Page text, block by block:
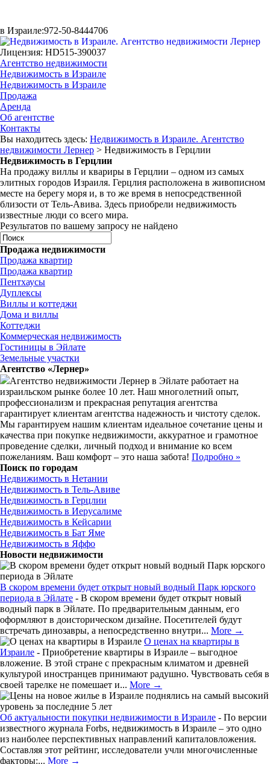
в Израиле:972-50-8444706
Лицензия: HD515-390037
Агентство недвижимости
Недвижимость в Израиле
Недвижимость в Израиле
Продажа
Аренда
Об агентстве
Контакты
Вы находитесь здесь: Недвижимость в Израиле. Агентство
недвижимости Лернер > Недвижимость в Герцлии
Недвижимость в Герцлии
На продажу виллы и квариры в Герцлии – одном из самых
элитных городов Израиля. Герцлия расположена в живописном
месте на берегу моря и, в то же время в непосредственной
близости от Тель-Авива. Здесь приобрели недвижимость
известные люди со всего мира.
Результатов по вашему запросу не найдено
Продажа недвижимости
Продажа квартир
Продажа квартир
Пентхаусы
Дуплексы
Виллы и коттеджи
Дома и виллы
Коттеджи
Коммерческая недвижимость
Гостиницы в Эйлате
Земельные участки
Агентство «Лернер»
Агентство недвижимости Лернер в Эйлате работает на
израильском рынке более 10 лет. Наш многолетний опыт,
профессионализм и прекрасная репутация агентства
гарантирует клиентам агентства надежность и чистоту сделок.
Мы гарантируем нашим клиентам идеальное сочетание цены и
качества при покупке недвижимости, аккуратное и грамотное
проведение сделки, личный подход и внимание ко всем
пожеланиям. Ваш комфорт – это наша забота! Подробно »
Поиск по городам
Недвижимость в Нетании
Недвижимость в Тель-Авиве
Недвижимость в Герцлии
Недвижимость в Иерусалиме
Недвижимость в Кейсарии
Недвижимость в Бат Яме
Недвижимость в Яффо
Новости недвижимости
В скором времени будет открыт новый водный Парк юрского
периода в Эйлате - В скором времени будет открыт новый
водный парк в Эйлате. По предварительным данным, его
оформляют в доисторическом дизайне. Посетителей будут
встречать динозавры, а непосредственно внутри... More →
О ценах на квартиры в
Израиле - Приобретение квартиры в Израиле – выгодное
вложение. В этой стране с прекрасным климатом и древней
культурой иностранцев принимают радушно. Чувствовать себя в
своей тарелке не помешает и... More →
Об актуальности покупки недвижимости в Израиле - По версии
известного журнала Forbs, недвижимость в Израиле – это одно
из наиболее перспективных направлений капиталовложения.
Составляя этот рейтинг, исследователи учли многочисленные
факторы:... More →